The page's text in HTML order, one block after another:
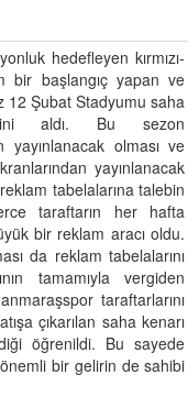
hedefleyen kırmızı-
bir başlangıç yapan ve
12 Şubat Stadyumu saha
aldı. Bu sezon
yayınlanacak olması ve
yayınlanacak
tabelalarına talebin
taraftarın her hafta
bir reklam aracı oldu.
da reklam tabelalarını
tamamıyla vergiden
taraftarlarını
çıkarılan saha kenarı
öğrenildi. Bu sayede
bir gelirin de sahibi